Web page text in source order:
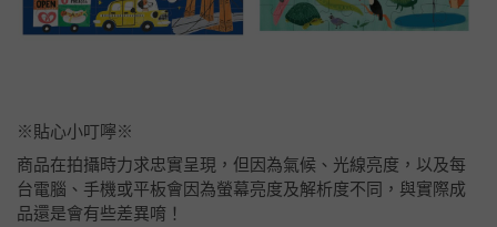
※貼心小叮嚀※
商品在拍攝時力求忠實呈現，但因為氣候、光線亮度，以及每
台電腦、手機或平板會因為螢幕亮度及解析度不同，與實際成
品還是會有些差異唷！